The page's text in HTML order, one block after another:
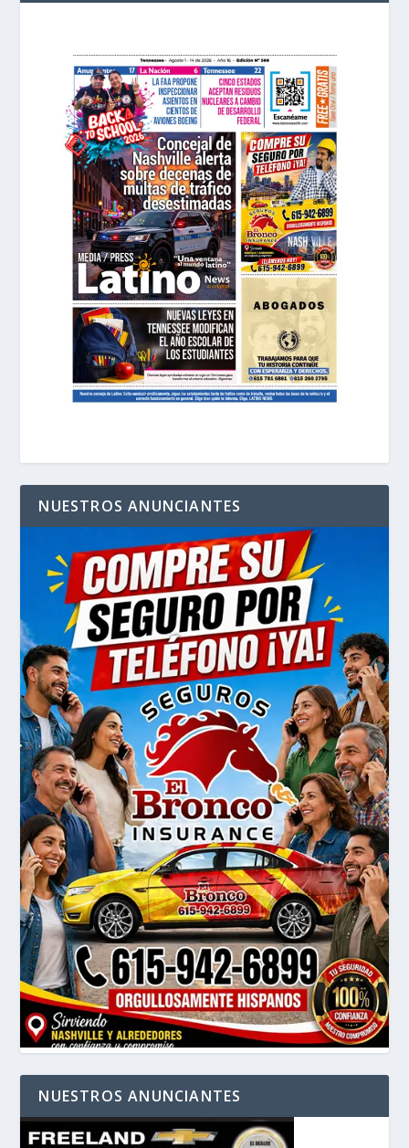
NUESTROS ANUNCIANTES
NUESTROS ANUNCIANTES